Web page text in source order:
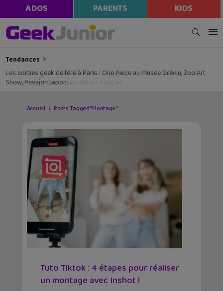
ADOS PARENTS KIDS
Tendances
Les sorties geek de l’été à Paris : One Piece au musée Grévin, Zoo Art
Show, Passion Japon…
Accueil Posts Tagged "Montage"
Tuto Tiktok : 4 étapes pour réaliser
un montage avec Inshot !